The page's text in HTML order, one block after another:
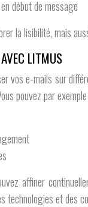
début de message
la lisibilité, mais
LITMUS
vos e-mails sur
pouvez par
affiner
technologies et des